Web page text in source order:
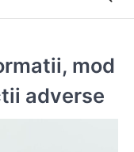
mod
adverse